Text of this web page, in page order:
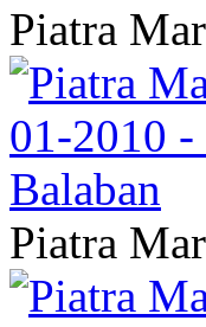
Piatra
Piatra